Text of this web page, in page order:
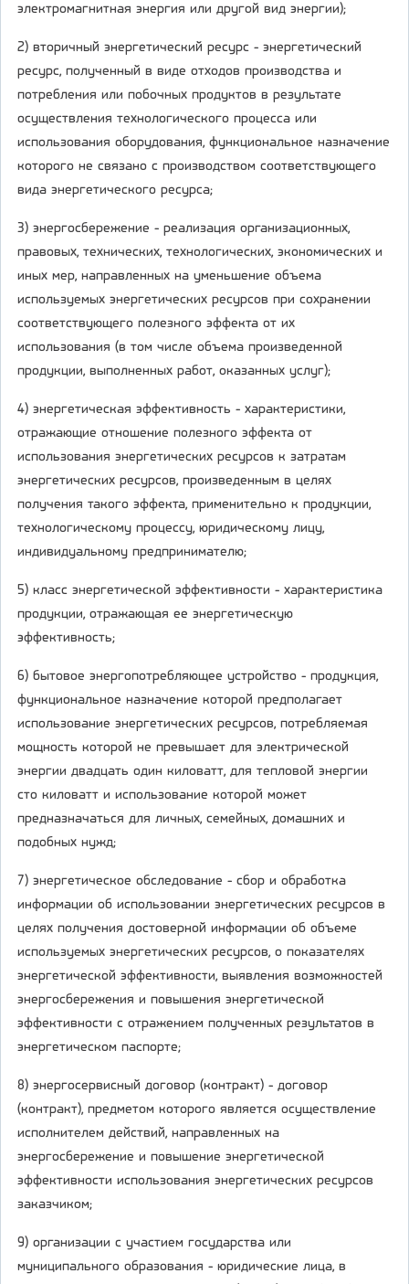
электромагнитная энергия или другой вид энергии);
2) вторичный энергетический ресурс - энергетический
ресурс, полученный в виде отходов производства и
потребления или побочных продуктов в результате
осуществления технологического процесса или
использования оборудования, функциональное назначение
которого не связано с производством соответствующего
вида энергетического ресурса;
3) энергосбережение - реализация организационных,
правовых, технических, технологических, экономических и
иных мер, направленных на уменьшение объема
используемых энергетических ресурсов при сохранении
соответствующего полезного эффекта от их
использования (в том числе объема произведенной
продукции, выполненных работ, оказанных услуг);
4) энергетическая эффективность - характеристики,
отражающие отношение полезного эффекта от
использования энергетических ресурсов к затратам
энергетических ресурсов, произведенным в целях
получения такого эффекта, применительно к продукции,
технологическому процессу, юридическому лицу,
индивидуальному предпринимателю;
5) класс энергетической эффективности - характеристика
продукции, отражающая ее энергетическую
эффективность;
6) бытовое энергопотребляющее устройство - продукция,
функциональное назначение которой предполагает
использование энергетических ресурсов, потребляемая
мощность которой не превышает для электрической
энергии двадцать один киловатт, для тепловой энергии
сто киловатт и использование которой может
предназначаться для личных, семейных, домашних и
подобных нужд;
7) энергетическое обследование - сбор и обработка
информации об использовании энергетических ресурсов в
целях получения достоверной информации об объеме
используемых энергетических ресурсов, о показателях
энергетической эффективности, выявления возможностей
энергосбережения и повышения энергетической
эффективности с отражением полученных результатов в
энергетическом паспорте;
8) энергосервисный договор (контракт) - договор
(контракт), предметом которого является осуществление
исполнителем действий, направленных на
энергосбережение и повышение энергетической
эффективности использования энергетических ресурсов
заказчиком;
9) организации с участием государства или
муниципального образования - юридические лица, в